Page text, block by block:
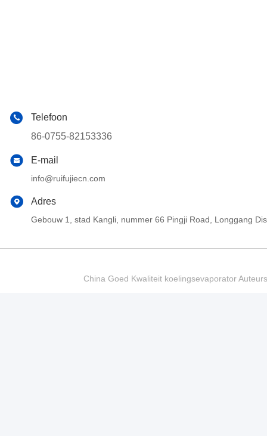
Telefoon
86-0755-82153336
E-mail
info@ruifujiecn.com
Adres
Gebouw 1, stad Kangli, nummer 66 Pingji Road, Longgang
China Goed Kwaliteit koelingsevaporator